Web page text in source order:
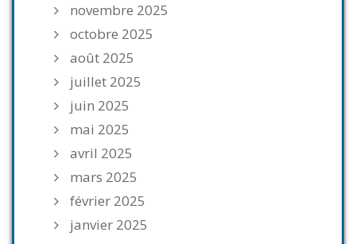
novembre 2025
octobre 2025
août 2025
juillet 2025
juin 2025
mai 2025
avril 2025
mars 2025
février 2025
janvier 2025